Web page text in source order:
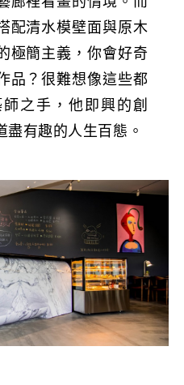
配清水模壁面與原木
極簡主義，你會好奇
品？很難想像這些都
之手，他即興的創
盡有趣的人生百態。